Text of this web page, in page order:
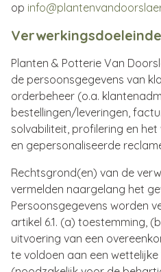
op
Planten & Potterie Van
de persoonsgegevens van
orderbeheer (o.a.
bestellingen/leveringen,
solvabiliteit, profilering en
en gepersonaliseerde
Rechtsgrond(en) van de
vermelden naargelang het
Persoonsgegevens worden
artikel 6.1. (a) toestemming,
uitvoering van een
te voldoen aan een